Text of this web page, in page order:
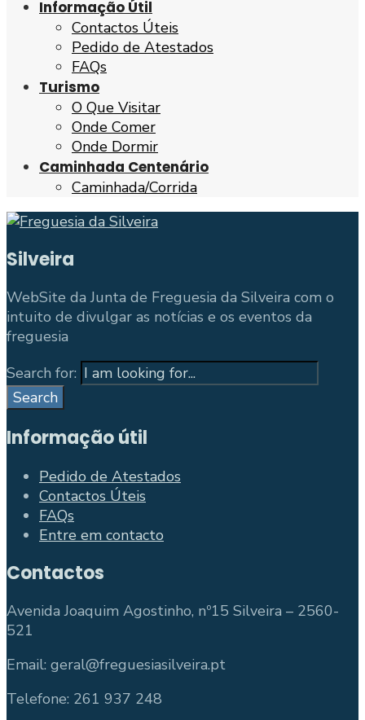
Informação Útil
Contactos Úteis
Pedido de Atestados
FAQs
Turismo
O Que Visitar
Onde Comer
Onde Dormir
Caminhada Centenário
Caminhada/Corrida
Silveira
WebSite da Junta de Freguesia da Silveira com o
intuito de divulgar as notícias e os eventos da
freguesia
Search for:
Search
Informação útil
Pedido de Atestados
Contactos Úteis
FAQs
Entre em contacto
Contactos
Avenida Joaquim Agostinho, nº15 Silveira – 2560-
521
Email: geral@freguesiasilveira.pt
Telefone: 261 937 248